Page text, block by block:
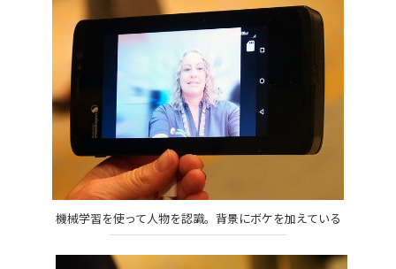
機械学習を使って人物を認識。背景にボケを加えている